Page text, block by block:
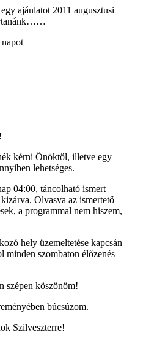
ajánlatot 2011 augusztusi
kérni Önöktől, illetve egy
lehetséges.
04:00, táncolható ismert
Olvasva az ismertető
a programmal nem hiszem,
hely üzemeltetése kapcsán
minden szombaton élőzenés
szépen köszönöm!
búcsúzom.
Szilveszterre!